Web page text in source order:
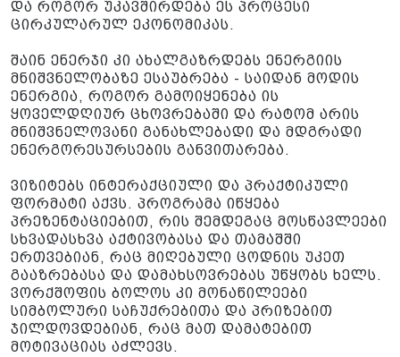
და როგორ უკავშირდება ეს პროცესი
ცირკულარულ ეკონომიკას.
შაინ ენერჯი კი ახალგაზრდებს ენერგიის
მნიშვნელობაზე ესაუბრება - საიდან მოდის
ენერგია, როგორ გამოიყენება ის
ყოველდღიურ ცხოვრებაში და რატომ არის
მნიშვნელოვანი განახლებადი და მდგრადი
ენერგორესურსების განვითარება.
ვიზიტებს ინტერაქციული და პრაქტიკული
ფორმატი აქვს. პროგრამა იწყება
პრეზენტაციებით, რის შემდეგაც მოსწავლეები
სხვადასხვა აქტივობასა და თამაშში
ერთვებიან, რაც მიღებული ცოდნის უკეთ
გააზრებასა და დამახსოვრებას უწყობს ხელს.
ვორქშოფის ბოლოს კი მონაწილეები
სიმბოლური საჩუქრებითა და პრიზებით
ჯილდოვდებიან, რაც მათ დამატებით
მოტივაციას აძლევს.